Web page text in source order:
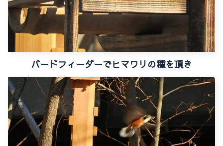
バードフィーダーでヒマワリの種を頂き